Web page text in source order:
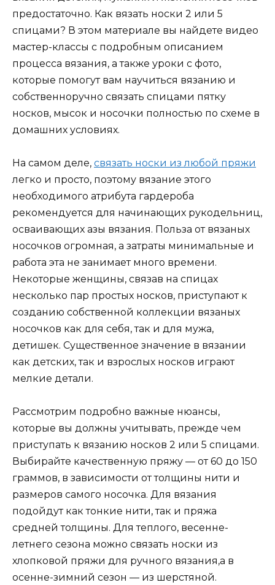
предостаточно. Как вязать носки 2 или 5
спицами? В этом материале вы найдете видео
мастер-классы с подробным описанием
процесса вязания, а также уроки с фото,
которые помогут вам научиться вязанию и
собственноручно связать спицами пятку
носков, мысок и носочки полностью по схеме в
домашних условиях.
На самом деле, связать носки из любой пряжи
легко и просто, поэтому вязание этого
необходимого атрибута гардероба
рекомендуется для начинающих рукодельниц,
осваивающих азы вязания. Польза от вязаных
носочков огромная, а затраты минимальные и
работа эта не занимает много времени.
Некоторые женщины, связав на спицах
несколько пар простых носков, приступают к
созданию собственной коллекции вязаных
носочков как для себя, так и для мужа,
детишек. Существенное значение в вязании
как детских, так и взрослых носков играют
мелкие детали.
Рассмотрим подробно важные нюансы,
которые вы должны учитывать, прежде чем
приступать к вязанию носков 2 или 5 спицами.
Выбирайте качественную пряжу — от 60 до 150
граммов, в зависимости от толщины нити и
размеров самого носочка. Для вязания
подойдут как тонкие нити, так и пряжа
средней толщины. Для теплого, весенне-
летнего сезона можно связать носки из
хлопковой пряжи для ручного вязания,а в
осенне-зимний сезон — из шерстяной.